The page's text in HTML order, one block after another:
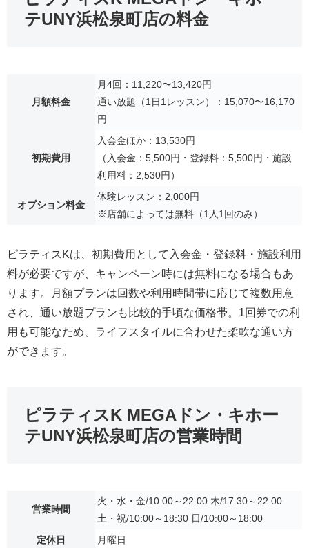
テUNY浜松泉町店の料金
月額料金
月4回：11,220〜13,420円
通い放題（1日1レッスン）：15,070〜16,170
円
初期費用
入会金ほか：13,530円
（入会金：5,500円・登録料：5,500円・施設
利用料：2,530円）
オプション料金
体験レッスン：2,000円
※店舗によっては無料（1人1回のみ）
ピラティスKは、初期費用として入会金・登録料・施設利用
料が必要ですが、キャンペーン時には無料になる場合もあ
ります。月額プランは回数や利用時間帯に応じて複数用意
され、通い放題プランも比較的手頃な価格帯。1回券での利
用も可能なため、ライフスタイルに合わせた柔軟な通い方
ができます。
ピラティスK MEGAドン・キホー
テUNY浜松泉町店の営業時間
営業時間
火・水・金/10:00～22:00 木/17:30～22:00
土・祝/10:00～18:30 日/10:00～18:00
定休日
月曜日